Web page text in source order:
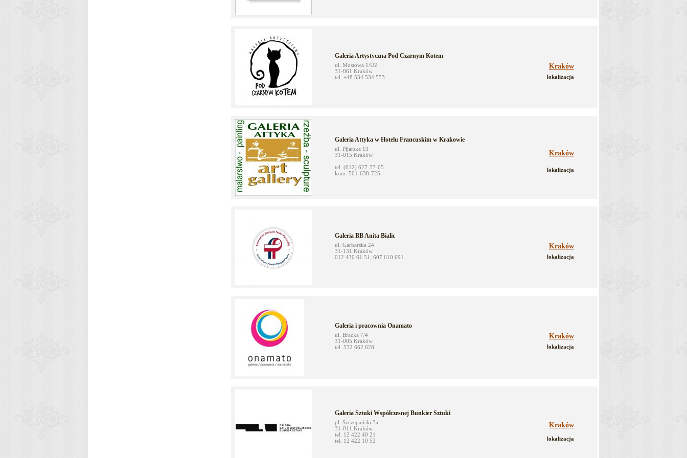
Galeria Artystyczna Pod Czarnym Kotem
ul. Mostowa 1/U2
31-061 Kraków
tel. +48 534 534 553
Kraków
lokalizacja
Galeria Attyka w Hotelu Francuskim w Krakowie
ul. Pijarska 13
31-015 Kraków
tel. (012) 627-37-65
kom. 501-638-725
Kraków
lokalizacja
Galeria BB Anita Bialic
ul. Garbarska 24
31-131 Kraków
012 430 61 51, 607 610 691
Kraków
lokalizacja
Galeria i pracownia Onamato
ul. Bracka 7/4
31-005 Kraków
tel. 532 662 628
Kraków
lokalizacja
Galeria Sztuki Współczesnej Bunkier Sztuki
pl. Szczepański 3a
31-011 Kraków
tel. 12 422 40 21
tel. 12 422 10 52
Kraków
lokalizacja